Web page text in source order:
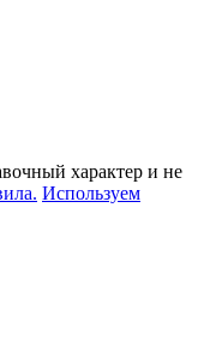
характер и не
Используем